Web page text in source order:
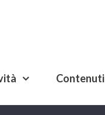
Contenuti